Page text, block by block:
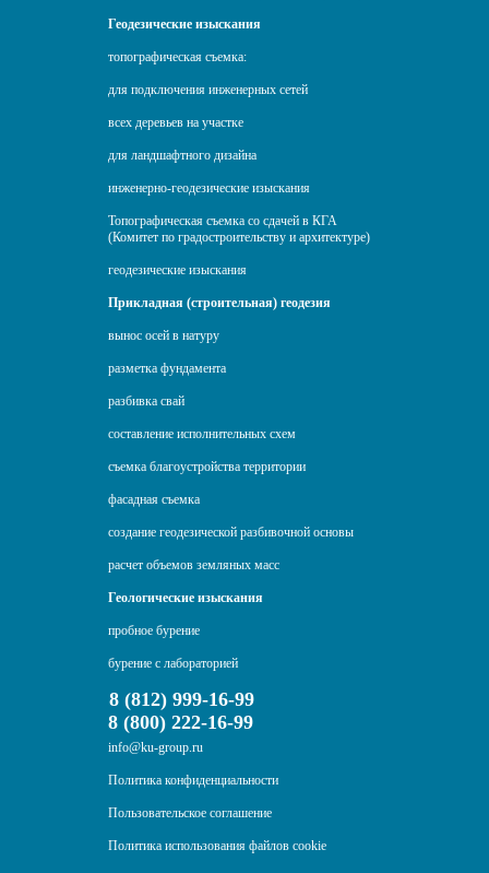
Геодезические изыскания
топографическая съемка:
для подключения инженерных сетей
всех деревьев на участке
для ландшафтного дизайна
инженерно-геодезические изыскания
Топографическая съемка со сдачей в КГА
(Комитет по градостроительству и архитектуре)
геодезические изыскания
Прикладная (строительная) геодезия
вынос осей в натуру
разметка фундамента
разбивка свай
составление исполнительных схем
съемка благоустройства территории
фасадная съемка
создание геодезической разбивочной основы
расчет объемов земляных масс
Геологические изыскания
пробное бурение
бурение с лабораторией
8 (812) 999-16-99
8 (800) 222-16-99
info@ku-group.ru
Политика конфиденциальности
Пользовательское соглашение
Политика использования файлов cookie